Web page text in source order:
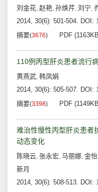
刘金花, 赵艳, 孙焕芹, 刘宁,
2014, 30(6): 501-504. DOI:
摘要(3676) PDF
110例丙型肝炎患者流行
黄燕武, 韩凤娟
2014, 30(6): 505-507. DOI:
摘要(3398) PDF
难治性慢性丙型肝炎患者
动态变化
陈晓云, 张永宏, 马丽娜, 金怡
新月
2014, 30(6): 508-513. DOI: